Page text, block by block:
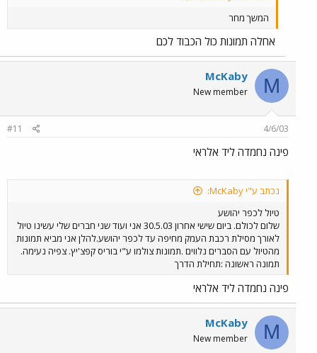
המשך מחר
אחלה תמונות כול הכבוד לכם
M
McKaby
New member
4/6/03
#11
פינה נחמדה ליד אלראי
נכתב ע"י McKaby:
טיול לכפר יהושע
שלום לכולם. ביום שישי אחרון 30.5.03 אני ועוד שני חברים שלי עשינו טיול
לאורך מסילת רכבת העמק מחיפה עד לכפר יהושע.להלן אני מביא תמונות
מהטיול עם הסברים נלווים .תמונות צולמו ע"י בוריס קפצ'יץ. צפיה נעימה.
תמונה ראשונה :תחילת הדרך
פינה נחמדה ליד אלראי
M
McKaby
New member